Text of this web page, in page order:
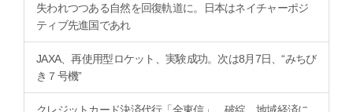
失われつつある自然を回復軌道に。日本はネイチャーポジ
ティブ先進国であれ
JAXA、再使用型ロケット、実験成功。次は8月7日、“みちび
き７号機”
クレジットカード決済代行「全東信」、破綻。地域経済に